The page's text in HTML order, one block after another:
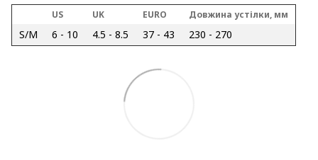
US UK EURO Довжина устілки, мм
S/M 6 - 10 4.5 - 8.5 37 - 43 230 - 270